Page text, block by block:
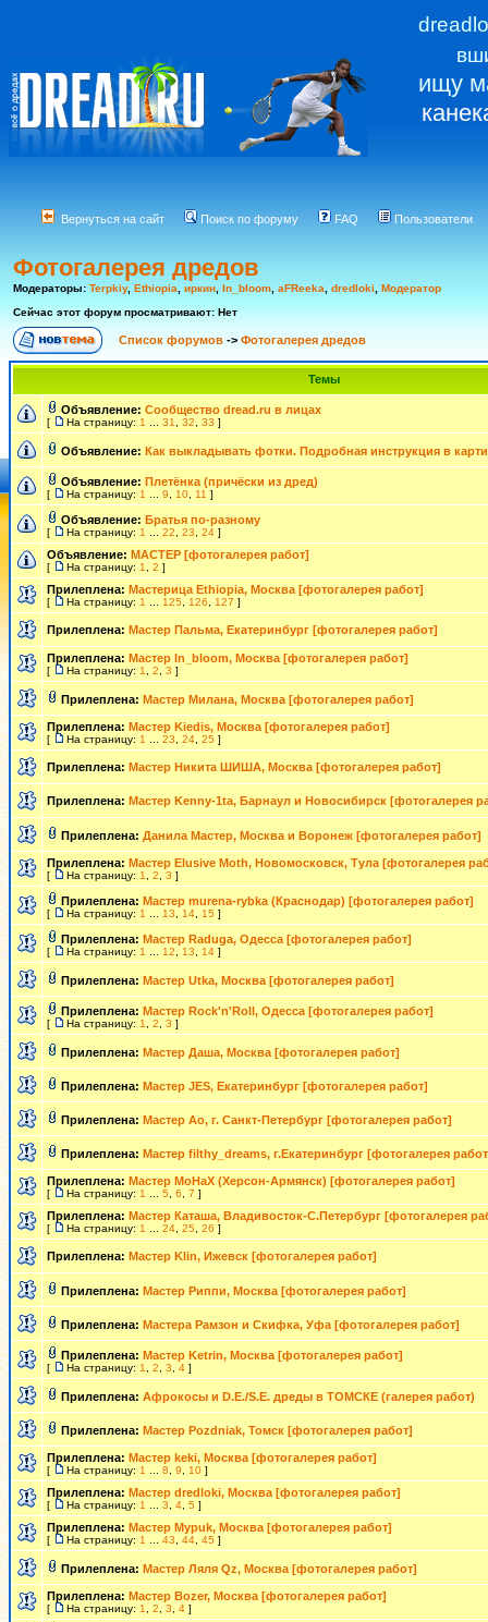
ищу
Вернуться на сайт Поиск по форуму FAQ Пользователи
Фотогалерея дредов
Модераторы: Terpkiy, Ethiopia иркин In_bloom aFReeka dredloki
Модератор
Сейчас этот форум просматривают: Нет
Список форумов -> Фотогалерея дредов
Темы
Объявление: Сообщество dread.ru в лицах
[ На страницу: 1 31 32 33 ]
Объявление: Как выкладывать фотки. Подробная инструкция в
Объявление: Плетёнка (причёски из дред)
[ На страницу: 1 9 10 11 ]
Объявление: Братья по-разному
[ На страницу: 1 22 23 24 ]
Объявление: МАСТЕР [фотогалерея работ]
[ На страницу: 1 2 ]
Прилеплена: Мастерица Ethiopia, Москва [фотогалерея работ]
[ На страницу: 1 125 126 127 ]
Прилеплена: Мастер Пальма, Екатеринбург [фотогалерея работ]
Прилеплена: Мастер In_bloom, Москва [фотогалерея работ]
[ На страницу: 1 2 3 ]
Прилеплена: Мастер Милана, Москва [фотогалерея работ]
Прилеплена: Мастер Kiedis, Москва [фотогалерея работ]
[ На страницу: 1 23 24 25 ]
Прилеплена: Мастер Никита ШИША, Москва [фотогалерея работ]
Прилеплена: Мастер Kenny-1ta, Барнаул и Новосибирск [фотогалерея
Прилеплена: Данила Мастер, Москва и Воронеж [фотогалерея работ]
Прилеплена: Мастер Elusive Moth, Новомосковск, Тула [фотогалерея
[ На страницу: 1 2 3 ]
Прилеплена: Мастер murena-rybka (Краснодар) [фотогалерея работ]
[ На страницу: 1 13 14 15 ]
Прилеплена: Мастер Raduga, Одесса [фотогалерея работ]
[ На страницу: 1 12 13 14 ]
Прилеплена: Мастер Utka, Москва [фотогалерея работ]
Прилеплена: Мастер Rock'n'Roll, Одесса [фотогалерея работ]
[ На страницу: 1 2 3 ]
Прилеплена: Мастер Даша, Москва [фотогалерея работ]
Прилеплена: Мастер JES, Екатеринбург [фотогалерея работ]
Прилеплена: Мастер Ao, г. Санкт-Петербург [фотогалерея работ]
Прилеплена: Мастер filthy_dreams, г.Екатеринбург [фотогалерея
Прилеплена: Мастер МоНаХ (Херсон-Армянск) [фотогалерея работ]
[ На страницу: 1 5 6 7 ]
Прилеплена: Мастер Каташа, Владивосток-С.Петербург [фотогалерея
[ На страницу: 1 24 25 26 ]
Прилеплена: Мастер Klin, Ижевск [фотогалерея работ]
Прилеплена: Мастер Риппи, Москва [фотогалерея работ]
Прилеплена: Мастера Рамзон и Скифка, Уфа [фотогалерея работ]
Прилеплена: Мастер Ketrin, Москва [фотогалерея работ]
[ На страницу: 1 2 3 4 ]
Прилеплена: Афрокосы и D.E./S.E. дреды в ТОМСКЕ (галерея работ)
Прилеплена: Мастер Pozdniak, Томск [фотогалерея работ]
Прилеплена: Мастер keki, Москва [фотогалерея работ]
[ На страницу: 1 8 9 10 ]
Прилеплена: Мастер dredloki, Москва [фотогалерея работ]
[ На страницу: 1 3 4 5 ]
Прилеплена: Мастер Mypuk, Москва [фотогалерея работ]
[ На страницу: 1 43 44 45 ]
Прилеплена: Мастер Ляля Qz, Москва [фотогалерея работ]
Прилеплена: Мастер Bozer, Москва [фотогалерея работ]
[ На страницу: 1 2 3 4 ]